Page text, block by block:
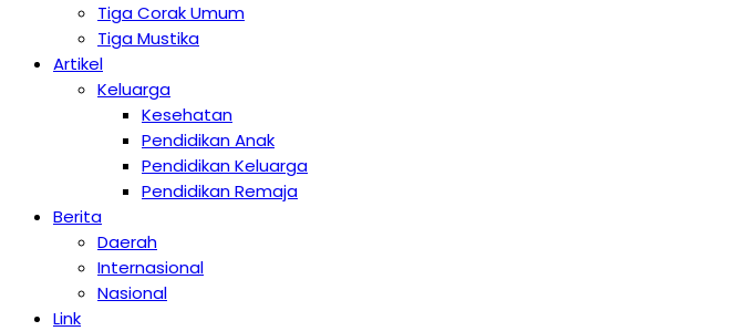
Tiga Corak Umum
Tiga Mustika
Artikel
Keluarga
Kesehatan
Pendidikan Anak
Pendidikan Keluarga
Pendidikan Remaja
Berita
Daerah
Internasional
Nasional
Link